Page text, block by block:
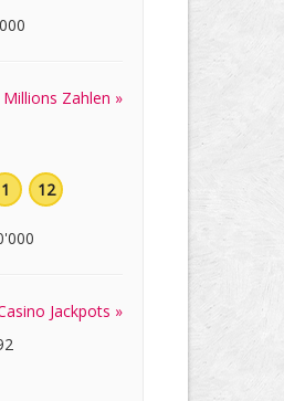
Millions Zahlen »
1 12
Jackpots »